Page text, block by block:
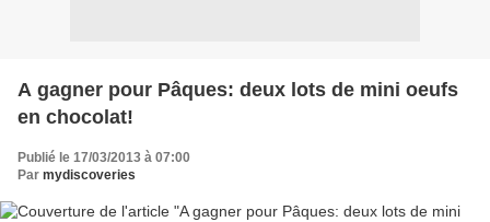
A gagner pour Pâques: deux lots de mini oeufs
en chocolat!
Publié le 17/03/2013 à 07:00
Par mydiscoveries